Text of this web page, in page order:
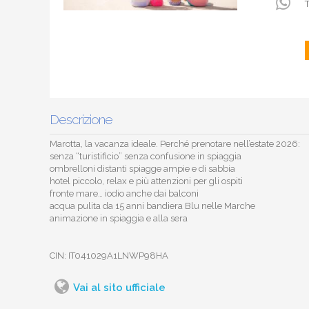
Descrizione
Marotta, la vacanza ideale. Perché prenotare nell’estate 2026:
senza “turistificio” senza confusione in spiaggia
ombrelloni distanti spiagge ampie e di sabbia
hotel piccolo, relax e più attenzioni per gli ospiti
fronte mare… iodio anche dai balconi
acqua pulita da 15 anni bandiera Blu nelle Marche
animazione in spiaggia e alla sera
CIN: IT041029A1LNWP98HA
Vai al sito ufficiale